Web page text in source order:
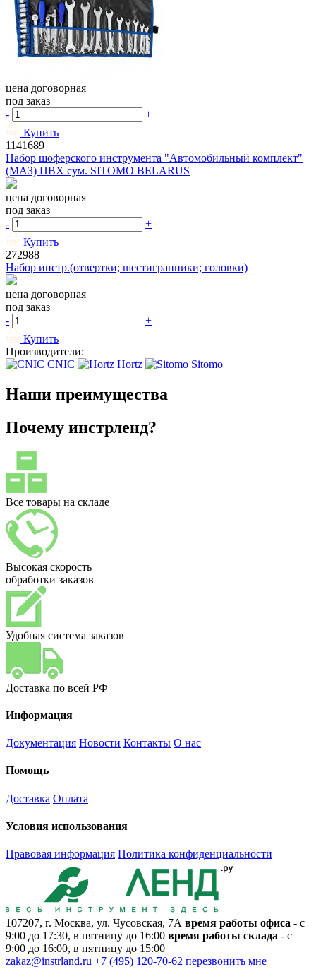
цена договорная
под заказ
-
+
Купить
1141689
Набор шоферского инструмента "Автомобильный комплект"
(МАЗ) ПВХ сум. SITOMO BELАRUS
цена договорная
под заказ
-
+
Купить
272988
Набор инстр.(отвертки; шестигранники; головки)
цена договорная
под заказ
-
+
Купить
Производители:
CNIC
Hortz Sitomo
Наши преимущества
Почему инстрленд?
Все товары на складе
Высокая скорость
обработки заказов
Удобная система заказов
Доставка по всей РФ
Информация
Документация Новости Контакты О нас
Помощь
Доставка Оплата
Условия использования
Правовая информация Политика конфиденциальности
107207, г. Москва, ул. Чусовская, 7А время работы офиса - с
9:00 до 17:30, в пятницу до 16:00 время работы склада - с
9:00 до 16:00, в пятницу до 15:00
zakaz@instrland.ru +7 (495) 120-70-62 перезвонить мне